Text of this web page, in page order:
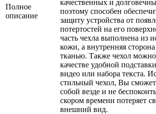
Полное
описание
качественных и
поэтому способен
защиту устройства от
потертостей на его
часть чехла выполнена из
кожи, а внутренняя
тканью. Также чехол можно
качестве удобной
видео или набора текста.
стильный чехол, Вы
собой везде и не
скором времени потеряет
внешний вид.